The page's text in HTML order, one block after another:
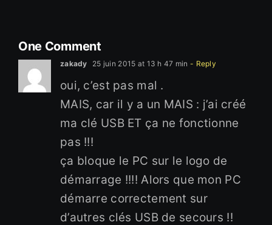
One Comment
zakady 25 juin 2015 at 13 h 47 min - Reply
oui, c’est pas mal .
MAIS, car il y a un MAIS : j’ai créé
ma clé USB ET ça ne fonctionne
pas !!!
ça bloque le PC sur le logo de
démarrage !!!! Alors que mon PC
démarre correctement sur
d’autres clés USB de secours !!